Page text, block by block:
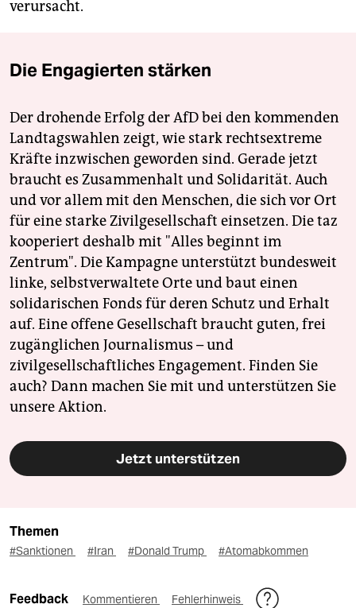
verursacht.
Die Engagierten stärken
Der drohende Erfolg der AfD bei den kommenden
Landtagswahlen zeigt, wie stark rechtsextreme
Kräfte inzwischen geworden sind. Gerade jetzt
braucht es Zusammenhalt und Solidarität. Auch
und vor allem mit den Menschen, die sich vor Ort
für eine starke Zivilgesellschaft einsetzen. Die taz
kooperiert deshalb mit "Alles beginnt im
Zentrum". Die Kampagne unterstützt bundesweit
linke, selbstverwaltete Orte und baut einen
solidarischen Fonds für deren Schutz und Erhalt
auf. Eine offene Gesellschaft braucht guten, frei
zugänglichen Journalismus – und
zivilgesellschaftliches Engagement. Finden Sie
auch? Dann machen Sie mit und unterstützen Sie
unsere Aktion.
Jetzt unterstützen
Themen
#Sanktionen #Iran #Donald Trump #Atomabkommen
Feedback Kommentieren Fehlerhinweis